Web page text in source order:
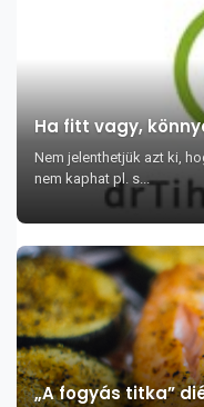
Ha fitt vagy,
Nem jelenthetjük azt ki,
nem kaphat pl. s...
„A fogyás titka”